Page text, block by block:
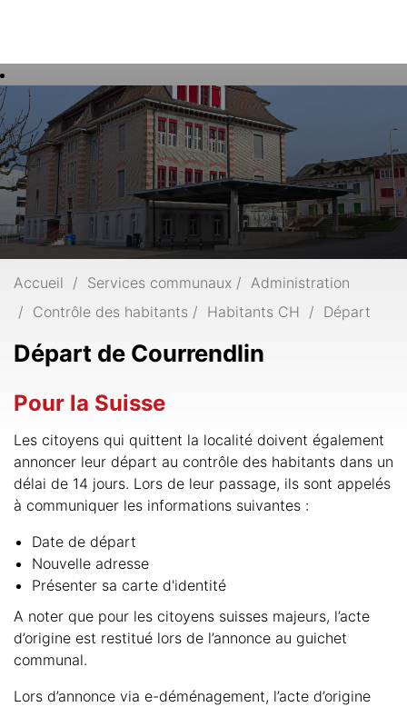
Mots
clés
Accueil Services communaux
Administration
Contrôle des habitants
Habitants CH Départ
Départ de Courrendlin
Pour la Suisse
Les citoyens qui quittent la localité doivent également
annoncer leur départ au contrôle des habitants dans un
délai de 14 jours. Lors de leur passage, ils sont appelés
à communiquer les informations suivantes :
Date de départ
Nouvelle adresse
Présenter sa carte d'identité
A noter que pour les citoyens suisses majeurs, l’acte
d’origine est restitué lors de l’annonce au guichet
communal.
Lors d’annonce via e-déménagement, l’acte d’origine